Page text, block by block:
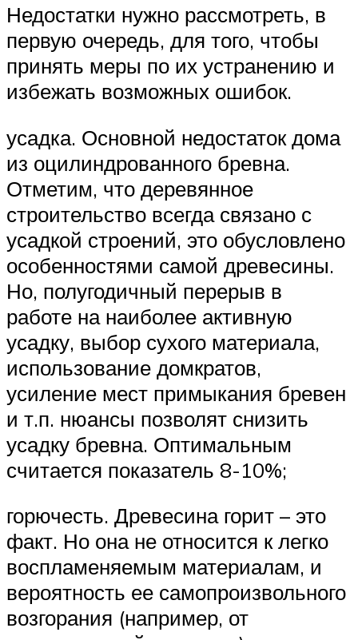
Недостатки нужно рассмотреть, в
первую очередь, для того, чтобы
принять меры по их устранению и
избежать возможных ошибок.
усадка. Основной недостаток дома
из оцилиндрованного бревна.
Отметим, что деревянное
строительство всегда связано с
усадкой строений, это обусловлено
особенностями самой древесины.
Но, полугодичный перерыв в
работе на наиболее активную
усадку, выбор сухого материала,
использование домкратов,
усиление мест примыкания бревен
и т.п. нюансы позволят снизить
усадку бревна. Оптимальным
считается показатель 8-10%;
горючесть. Древесина горит – это
факт. Но она не относится к легко
воспламеняемым материалам, и
вероятность ее самопроизвольного
возгорания (например, от